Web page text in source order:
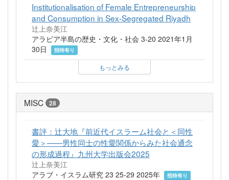
Institutionalisation of Female Entrepreneurship
and Consumption in Sex-Segregated Riyadh
辻上奈美江
アラビア半島の歴史・文化・社会 3-20 2021年1月
30日
招待有り
もっとみる
MISC 28
書評：辻大地『前近代イスラーム社会と＜同性
愛＞——男性同士の性愛関係からみた社会通念
の形成過程』九州大学出版会2025
辻上奈美江
アラブ・イスラム研究 23 25-29 2025年
招待有り